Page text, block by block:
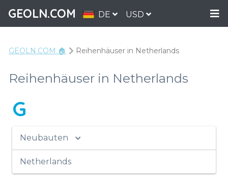
GEOLN.COM DE USD
GEOLN.COM 🏠 Reihenhäuser in Netherlands
Reihenhäuser in Netherlands
G
Neubauten
Netherlands